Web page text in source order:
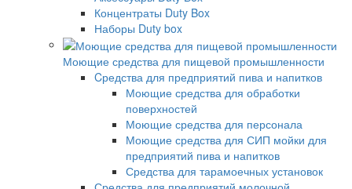
Концентраты Duty Box
Наборы Duty box
Моющие средства для пищевой промышленности
Cредства для предприятий пива и напитков
Моющие средства для обработки
поверхностей
Моющие средства для персонала
Моющие средства для СИП мойки для
предприятий пива и напитков
Средства для тарамоечных установок